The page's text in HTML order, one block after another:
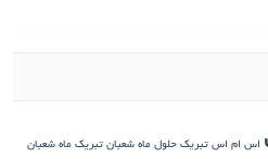
اس ام اس تبریک حلول ماه شعبان تبریک ماه شعبان